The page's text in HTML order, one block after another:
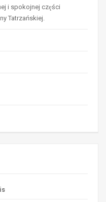
i spokojnej części
Tatrzańskiej.